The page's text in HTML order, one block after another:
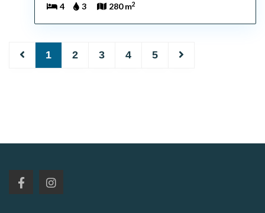
4
3 280 m2
1 2 3 4 5